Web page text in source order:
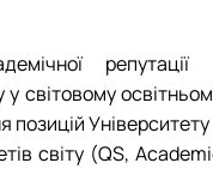
репутації
у світовому
позицій Університету
світу (QS,